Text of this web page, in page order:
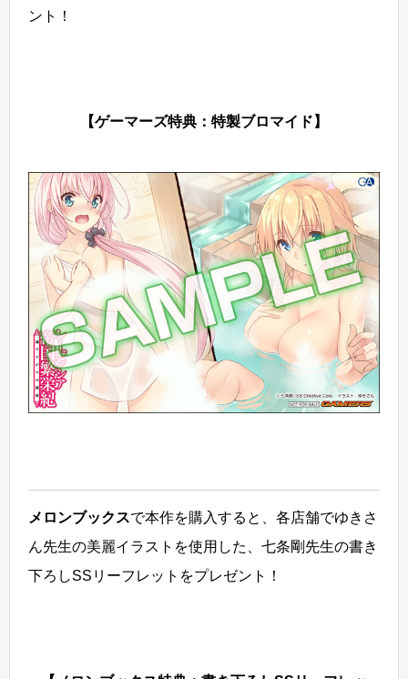
ント！
【ゲーマーズ特典：特製ブロマイド】
メロンブックスで本作を購入すると、各店舗でゆきさ
ん先生の美麗イラストを使用した、七条剛先生の書き
下ろしSSリーフレットをプレゼント！